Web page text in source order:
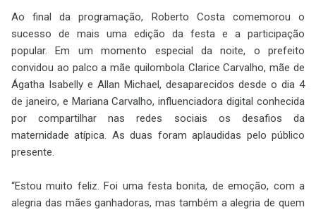
Ao final da programação, Roberto Costa comemorou o
sucesso de mais uma edição da festa e a participação
popular. Em um momento especial da noite, o prefeito
convidou ao palco a mãe quilombola Clarice Carvalho, mãe de
Ágatha Isabelly e Allan Michael, desaparecidos desde o dia 4
de janeiro, e Mariana Carvalho, influenciadora digital conhecida
por compartilhar nas redes sociais os desafios da
maternidade atípica. As duas foram aplaudidas pelo público
presente.
“Estou muito feliz. Foi uma festa bonita, de emoção, com a
alegria das mães ganhadoras, mas também a alegria de quem